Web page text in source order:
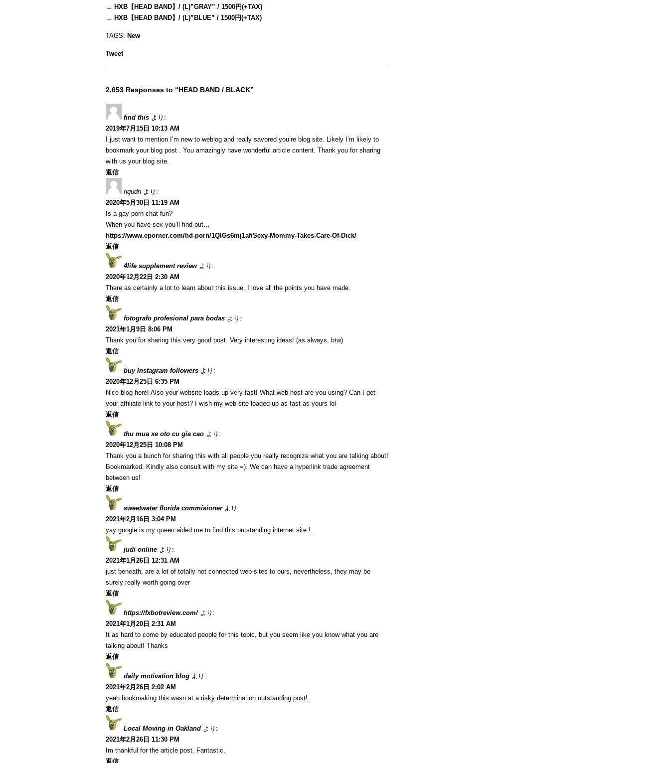
→ HXB【HEAD BAND】/ (L)”GRAY” / 1500円(+TAX)
→ HXB【HEAD BAND】/ (L)”BLUE” / 1500円(+TAX)
TAGS: New
Tweet
2,653 Responses to “HEAD BAND / BLACK”
find this より:
2019年7月15日 10:13 AM
I just want to mention I’m new to weblog and really savored you’re blog site. Likely I’m likely to
bookmark your blog post . You amazingly have wonderful article content. Thank you for sharing
with us your blog site.
返信
nqudn より:
2020年5月30日 11:19 AM
Is a gay porn chat fun?
When you have sex you’ll find out…
https://www.eporner.com/hd-porn/1QlGs6mj1af/Sexy-Mommy-Takes-Care-Of-Dick/
返信
4life supplement review より:
2020年12月22日 2:30 AM
There as certainly a lot to learn about this issue. I love all the points you have made.
返信
fotografo profesional para bodas より:
2021年1月9日 8:06 PM
Thank you for sharing this very good post. Very interesting ideas! (as always, btw)
返信
buy Instagram followers より:
2020年12月25日 6:35 PM
Nice blog here! Also your website loads up very fast! What web host are you using? Can I get
your affiliate link to your host? I wish my web site loaded up as fast as yours lol
返信
thu mua xe oto cu gia cao より:
2020年12月25日 10:08 PM
Thank you a bunch for sharing this with all people you really recognize what you are talking about!
Bookmarked. Kindly also consult with my site =). We can have a hyperlink trade agreement
between us!
返信
sweetwater florida commisioner より:
2021年2月16日 3:04 PM
yay google is my queen aided me to find this outstanding internet site !.
judi online より:
2021年1月26日 12:31 AM
just beneath, are a lot of totally not connected web-sites to ours, nevertheless, they may be
surely really worth going over
返信
https://fxbotreview.com/ より:
2021年1月20日 2:31 AM
It as hard to come by educated people for this topic, but you seem like you know what you are
talking about! Thanks
返信
daily motivation blog より:
2021年2月26日 2:02 AM
yeah bookmaking this wasn at a risky determination outstanding post!.
返信
Local Moving in Oakland より:
2021年2月26日 11:30 PM
Im thankful for the article post. Fantastic.
返信